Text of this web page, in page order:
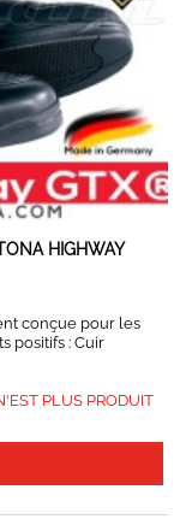
HIGHWAY
conçue pour les
positifs : Cuir
PLUS PRODUIT